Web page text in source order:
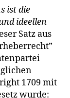
ist die
ideellen
Satz aus
1709 mit
wurde: